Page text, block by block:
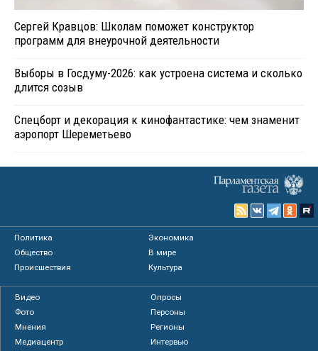
Сергей Кравцов: Школам поможет конструктор
программ для внеурочной деятельности
Выборы в Госдуму-2026: как устроена система и сколько
длится созыв
Спецборт и декорация к кинофантастике: чем знаменит
аэропорт Шереметьево
Политика
Экономика
Общество
В мире
Происшествия
Культура
Видео
Опросы
Фото
Персоны
Мнения
Регионы
Медиацентр
Интервью